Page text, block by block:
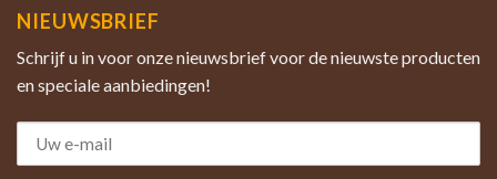
NIEUWSBRIEF
Schrijf u in voor onze nieuwsbrief voor de nieuwste producten
en speciale aanbiedingen!